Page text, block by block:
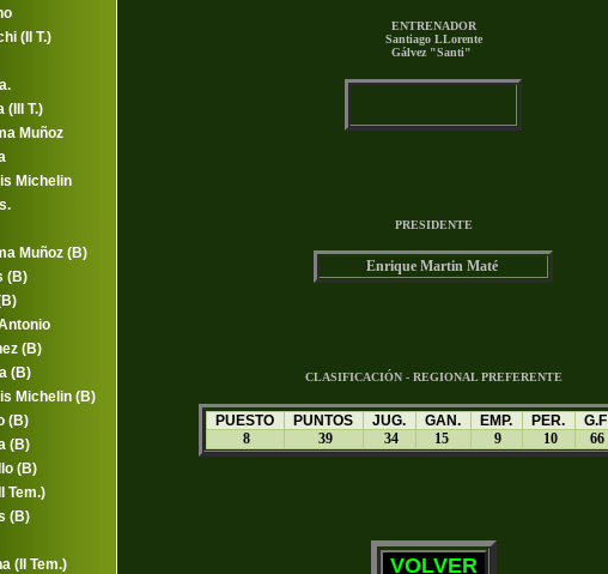
(II T.)
(III T.)
Muñoz
Michelin
Muñoz (B)
(B)
(B)
(B)
Michelin (B)
(B)
(B)
(B)
Tem.)
(B)
(II Tem.)
ENTRENADOR
Santiago LLorente
Gálvez "Santi"
PRESIDENTE
Enrique Martin Maté
CLASIFICACIÓN - REGIONAL PREFERENTE
PUESTO PUNTOS JUG. GAN. EMP. PER. G.F
8
39 34 15 9 10 66